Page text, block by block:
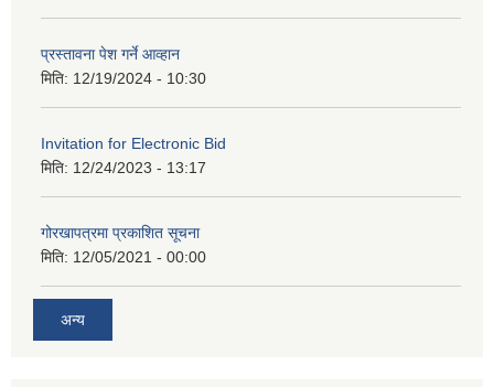
प्रस्तावना पेश गर्ने आव्हान
मिति: 12/19/2024 - 10:30
Invitation for Electronic Bid
मिति: 12/24/2023 - 13:17
गोरखापत्रमा प्रकाशित सूचना
मिति: 12/05/2021 - 00:00
अन्य